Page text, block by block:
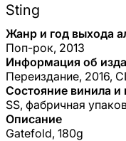
Sting
Жанр и год выхода
Поп-рок, 2013
Информация об
Переиздание, 2016,
Состояние винила и
SS, фабричная
Описание
Gatefold, 180g